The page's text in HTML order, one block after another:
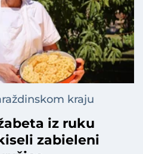
kraju
iz ruku
zabieleni